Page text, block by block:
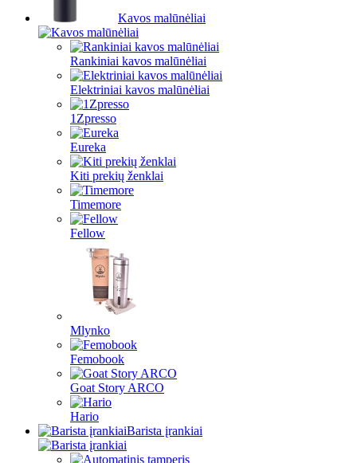
Kavos malūnėliai
Rankiniai kavos malūnėliai
Elektriniai kavos malūnėliai
1Zpresso
Eureka
Kiti prekių ženklai
Timemore
Fellow
Mlynko
Femobook
Goat Story ARCO
Hario
Barista įrankiai